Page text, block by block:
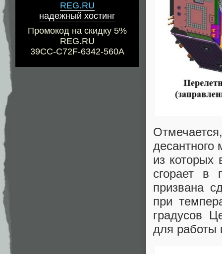
REG.RU
надежный хостинг
Промокод на скидку 5%
REG.RU
39CC-C72F-6342-560A
десантного
из которых
сгорает в
призвана
при
градусов
для работы